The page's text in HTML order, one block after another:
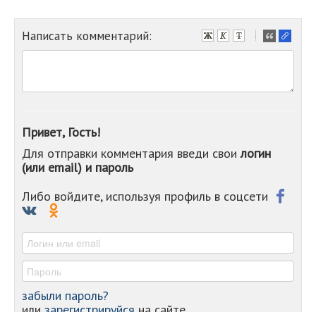
Написать комментарий:
-
-
-
-
-
Привет, Гость!
Для отправки комментария введи своилогин
(или email) и пароль
Либо войдите, используя профиль в соцсети
забыли пароль?